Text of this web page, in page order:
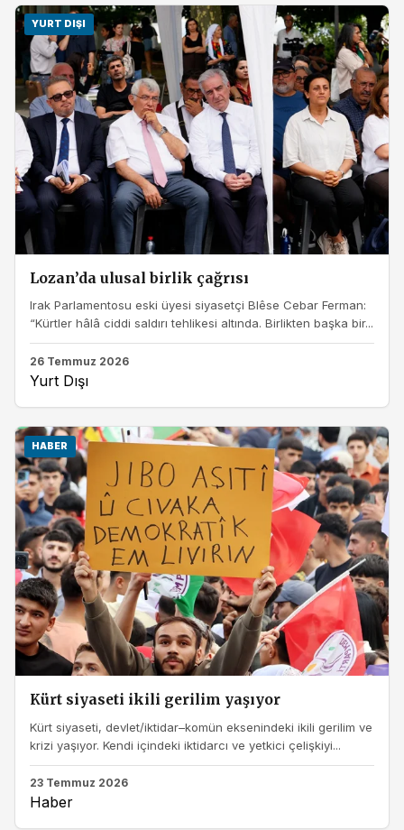
YURT DIŞI
Lozan’da ulusal birlik çağrısı
Irak Parlamentosu eski üyesi siyasetçi Blêse Cebar Ferman:
“Kürtler hâlâ ciddi saldırı tehlikesi altında. Birlikten başka bir...
26 Temmuz 2026
Yurt Dışı
HABER
Kürt siyaseti ikili gerilim yaşıyor
Kürt siyaseti, devlet/iktidar–komün eksenindeki ikili gerilim ve
krizi yaşıyor. Kendi içindeki iktidarcı ve yetkici çelişkiyi...
23 Temmuz 2026
Haber